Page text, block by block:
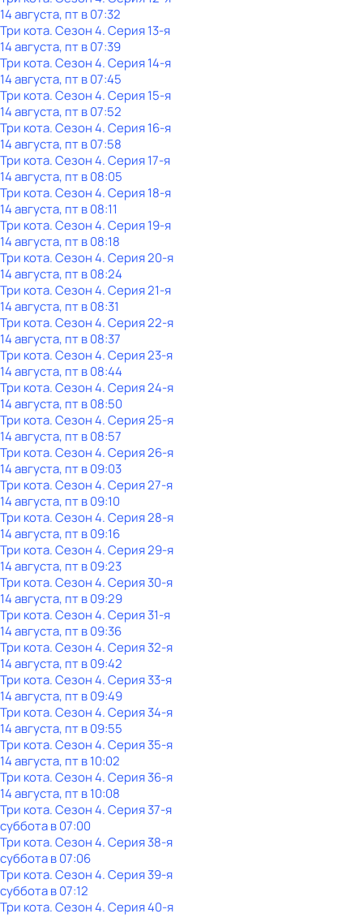
14 августа, пт в 07:32
Три кота. Сезон 4. Серия 13-я
14 августа, пт в 07:39
Три кота. Сезон 4. Серия 14-я
14 августа, пт в 07:45
Три кота. Сезон 4. Серия 15-я
14 августа, пт в 07:52
Три кота. Сезон 4. Серия 16-я
14 августа, пт в 07:58
Три кота. Сезон 4. Серия 17-я
14 августа, пт в 08:05
Три кота. Сезон 4. Серия 18-я
14 августа, пт в 08:11
Три кота. Сезон 4. Серия 19-я
14 августа, пт в 08:18
Три кота. Сезон 4. Серия 20-я
14 августа, пт в 08:24
Три кота. Сезон 4. Серия 21-я
14 августа, пт в 08:31
Три кота. Сезон 4. Серия 22-я
14 августа, пт в 08:37
Три кота. Сезон 4. Серия 23-я
14 августа, пт в 08:44
Три кота. Сезон 4. Серия 24-я
14 августа, пт в 08:50
Три кота. Сезон 4. Серия 25-я
14 августа, пт в 08:57
Три кота. Сезон 4. Серия 26-я
14 августа, пт в 09:03
Три кота. Сезон 4. Серия 27-я
14 августа, пт в 09:10
Три кота. Сезон 4. Серия 28-я
14 августа, пт в 09:16
Три кота. Сезон 4. Серия 29-я
14 августа, пт в 09:23
Три кота. Сезон 4. Серия 30-я
14 августа, пт в 09:29
Три кота. Сезон 4. Серия 31-я
14 августа, пт в 09:36
Три кота. Сезон 4. Серия 32-я
14 августа, пт в 09:42
Три кота. Сезон 4. Серия 33-я
14 августа, пт в 09:49
Три кота. Сезон 4. Серия 34-я
14 августа, пт в 09:55
Три кота. Сезон 4. Серия 35-я
14 августа, пт в 10:02
Три кота. Сезон 4. Серия 36-я
14 августа, пт в 10:08
Три кота. Сезон 4. Серия 37-я
субботав07:00
Три кота. Сезон 4. Серия 38-я
субботав07:06
Три кота. Сезон 4. Серия 39-я
субботав07:12
Три кота. Сезон 4. Серия 40-я